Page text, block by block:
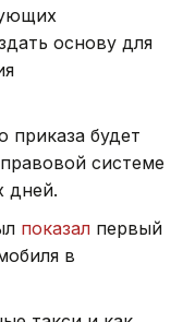
основу для
приказа будет
системе
дней.
показал первый
в